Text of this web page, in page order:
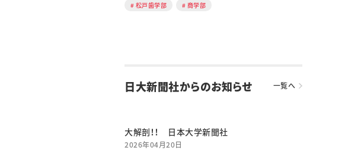
松戸歯学部
商学部
日大新聞社からのお知らせ 一覧へ
大解剖！！ 日本大学新聞社
2026年04月20日